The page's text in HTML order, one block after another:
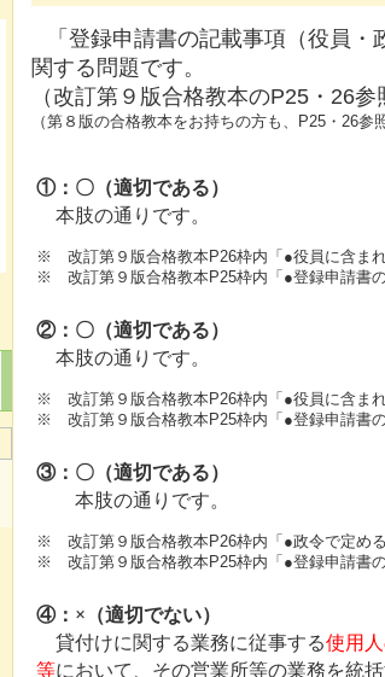
「登録申請書の記載事項（役員
関する問題です。
（改訂第９版合格教本のP25・26参
（第８版の合格教本をお持ちの方も、P25・26参照
①：〇（適切である）
本肢の通りです。
※ 改訂第９版合格教本P26枠内「●役員に含ま
※ 改訂第９版合格教本P25枠内「●登録申請書
②：〇（適切である）
本肢の通りです。
※ 改訂第９版合格教本P26枠内「●役員に含ま
※ 改訂第９版合格教本P25枠内「●登録申請書
③：〇（適切である）
本肢の通りです。
※ 改訂第９版合格教本P26枠内「●政令で定め
※ 改訂第９版合格教本P25枠内「●登録申請書
④：×（適切でない）
貸付けに関する業務に従事する使用
等において、その営業所等の業務を統